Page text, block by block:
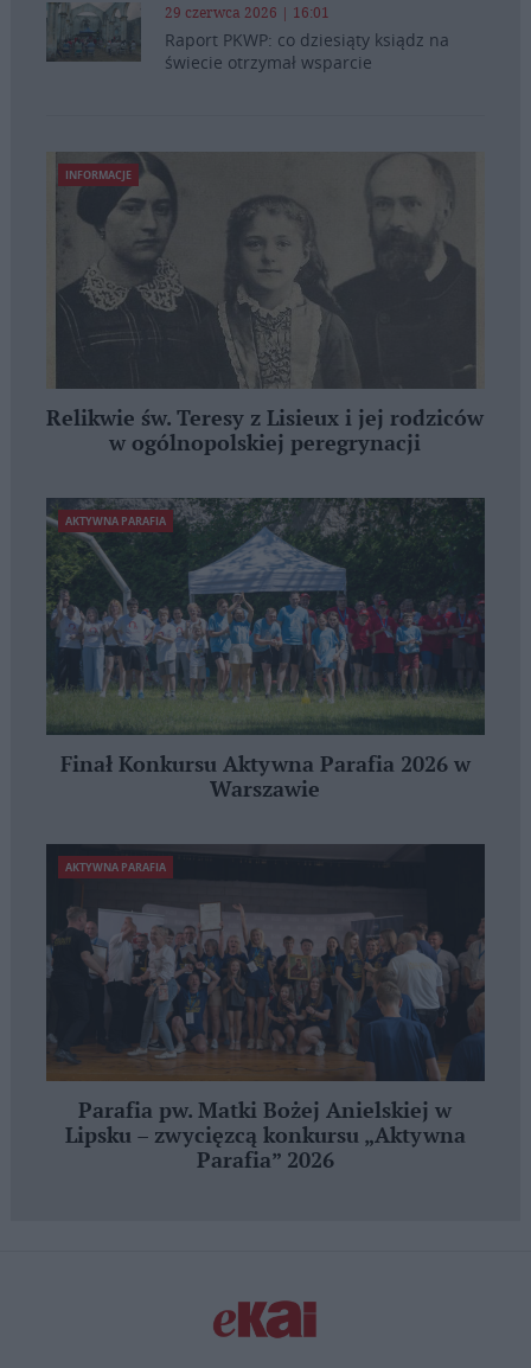
29 czerwca 2026 | 16:01
Raport PKWP: co dziesiąty ksiądz na
świecie otrzymał wsparcie
INFORMACJE
Relikwie św. Teresy z Lisieux i jej rodziców
w ogólnopolskiej peregrynacji
AKTYWNA PARAFIA
Finał Konkursu Aktywna Parafia 2026 w
Warszawie
AKTYWNA PARAFIA
Parafia pw. Matki Bożej Anielskiej w
Lipsku – zwycięzcą konkursu „Aktywna
Parafia” 2026